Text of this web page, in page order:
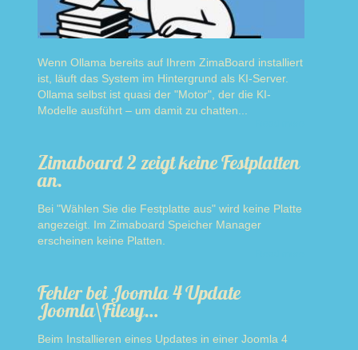
Wenn Ollama bereits auf Ihrem ZimaBoard installiert
ist, läuft das System im Hintergrund als KI-Server.
Ollama selbst ist quasi der "Motor", der die KI-
Modelle ausführt – um damit zu chatten...
Zimaboard 2 zeigt keine Festplatten
an.
Bei "Wählen Sie die Festplatte aus" wird keine Platte
angezeigt. Im Zimaboard Speicher Manager
erscheinen keine Platten.
Fehler bei Joomla 4 Update
Joomla\Filesy…
Beim Installieren eines Updates in einer Joomla 4